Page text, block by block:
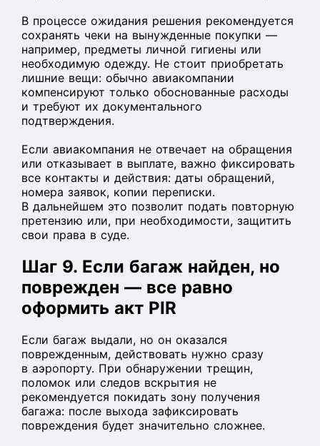
В процессе ожидания решения рекомендуется
сохранять чеки на вынужденные покупки —
например, предметы личной гигиены или
необходимую одежду. Не стоит приобретать
лишние вещи: обычно авиакомпании
компенсируют только обоснованные расходы
и требуют их документального
подтверждения.
Если авиакомпания не отвечает на обращения
или отказывает в выплате, важно фиксировать
все контакты и действия: даты обращений,
номера заявок, копии переписки.
В дальнейшем это позволит подать повторную
претензию или, при необходимости, защитить
свои права в суде.
Шаг 9. Если багаж найден, но
поврежден — все равно
оформить акт PIR
Если багаж выдали, но он оказался
поврежденным, действовать нужно сразу
в аэропорту. При обнаружении трещин,
поломок или следов вскрытия не
рекомендуется покидать зону получения
багажа: после выхода зафиксировать
повреждения будет значительно сложнее.